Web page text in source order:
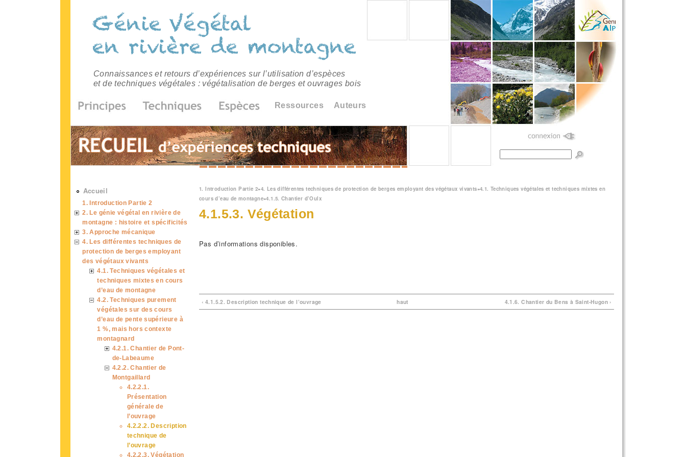
Connaissances et retours d’expériences sur l’utilisation d’espèces
et de techniques végétales : végétalisation de berges et ouvrages bois
Ressources Auteurs
Vous êtes ici
1. Introduction Partie 2»4. Les différentes techniques de protection de berges employant des végétaux vivants»4.1. Techniques végétales et techniques mixtes en
cours d’eau de montagne»4.1.5. Chantier d’Oulx
4.1.5.3. Végétation
Pas d’informations disponibles.
‹ 4.1.5.2. Description technique de l’ouvrage haut 4.1.6. Chantier du Bens à Saint-Hugon ›
Accueil
1. Introduction Partie 2
2. Le génie végétal en rivière de
montagne : histoire et spécificités
3. Approche mécanique
4. Les différentes techniques de
protection de berges employant
des végétaux vivants
4.1. Techniques végétales et
techniques mixtes en cours
d’eau de montagne
4.2. Techniques purement
végétales sur des cours
d’eau de pente supérieure à
1 %, mais hors contexte
montagnard
4.2.1. Chantier de Pont-
de-Labeaume
4.2.2. Chantier de
Montgaillard
4.2.2.1.
Présentation
générale de
l’ouvrage
4.2.2.2. Description
technique de
l’ouvrage
4.2.2.3. Végétation